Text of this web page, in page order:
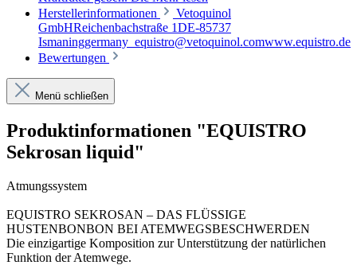
Herstellerinformationen
Vetoquinol
GmbHReichenbachstraße 1DE-85737
Ismaninggermany_equistro@vetoquinol.comwww.equistro.de
Bewertungen
Menü schließen
Produktinformationen "EQUISTRO
Sekrosan liquid"
Atmungssystem
EQUISTRO SEKROSAN – DAS FLÜSSIGE
HUSTENBONBON BEI ATEMWEGSBESCHWERDEN
Die einzigartige Komposition zur Unterstützung der natürlichen
Funktion der Atemwege.